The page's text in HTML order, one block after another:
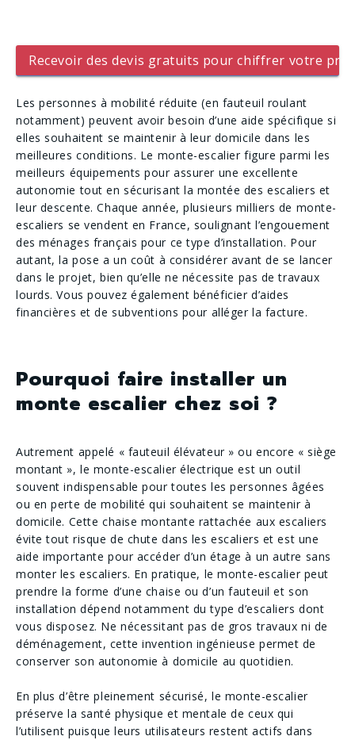
Recevoir des devis gratuits pour chiffrer votre
Les personnes à mobilité réduite (en fauteuil roulant
notamment) peuvent avoir besoin d’une aide spécifique si
elles souhaitent se maintenir à leur domicile dans les
meilleures conditions. Le monte-escalier figure parmi les
meilleurs équipements pour assurer une excellente
autonomie tout en sécurisant la montée des escaliers et
leur descente. Chaque année, plusieurs milliers de monte-
escaliers se vendent en France, soulignant l’engouement
des ménages français pour ce type d’installation. Pour
autant, la pose a un coût à considérer avant de se lancer
dans le projet, bien qu’elle ne nécessite pas de travaux
lourds. Vous pouvez également bénéficier d’aides
financières et de subventions pour alléger la facture.
Pourquoi faire installer un
monte escalier chez soi ?
Autrement appelé « fauteuil élévateur » ou encore « siège
montant », le monte-escalier électrique est un outil
souvent indispensable pour toutes les personnes âgées
ou en perte de mobilité qui souhaitent se maintenir à
domicile. Cette chaise montante rattachée aux escaliers
évite tout risque de chute dans les escaliers et est une
aide importante pour accéder d’un étage à un autre sans
monter les escaliers. En pratique, le monte-escalier peut
prendre la forme d’une chaise ou d’un fauteuil et son
installation dépend notamment du type d’escaliers dont
vous disposez. Ne nécessitant pas de gros travaux ni de
déménagement, cette invention ingénieuse permet de
conserver son autonomie à domicile au quotidien.
En plus d’être pleinement sécurisé, le monte-escalier
préserve la santé physique et mentale de ceux qui
l’utilisent puisque leurs utilisateurs restent actifs dans